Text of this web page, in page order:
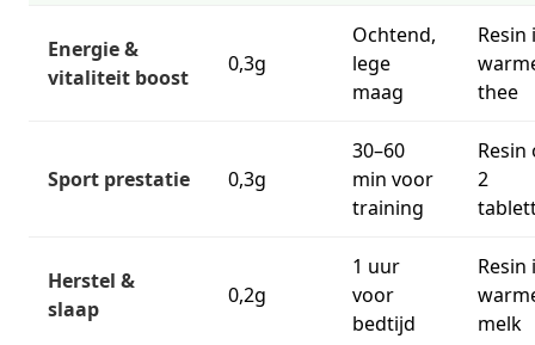
Energie &
vitaliteit boost
0,3g
Ochtend,
lege
maag
Resin
thee
Sport prestatie 0,3g
30–60
min voor
training
Resin
2
Herstel &
slaap
0,2g
1 uur
voor
bedtijd
Resin
melk